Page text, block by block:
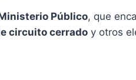
Público, que
circuito cerrado y otros